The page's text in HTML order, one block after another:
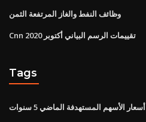
وظائف النفط والغاز المرتفعة الثمن
Cnn تقييمات الرسم البياني أكتوبر 2020
Tags
أسعار الأسهم المستهدفة الماضي 5 سنوات